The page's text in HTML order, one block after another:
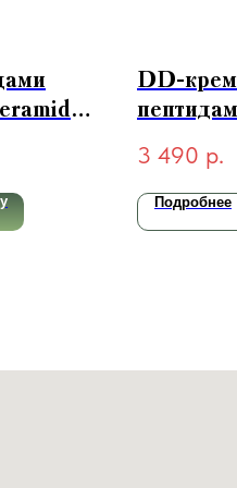
DD-крем
SPF50+
3 490 р.
Подробнее